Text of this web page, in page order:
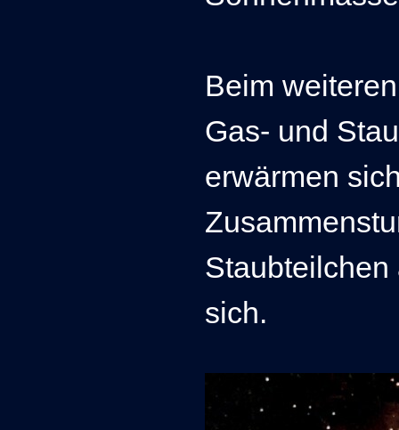
Beim
Gas- und
erwärmen
sich.